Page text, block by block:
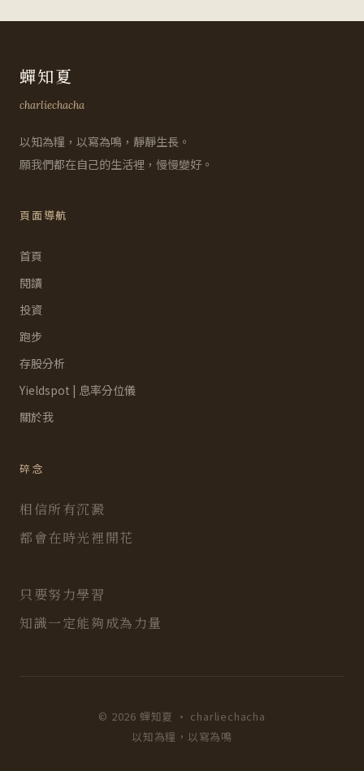
蟬知夏
charliechacha
以知為糧，以寫為鳴，靜靜生長。
願我們都在自己的生活裡，慢慢變好。
頁面導航
首頁
閱讀
投資
跑步
存股分析
Yieldspot | 息率分位儀
關於我
碎念
相信所有沉澱
都會在時光裡開花
只要努力學習
知識一定能夠成為力量
© 2026 蟬知夏 · charliechacha
以知為糧，以寫為鳴